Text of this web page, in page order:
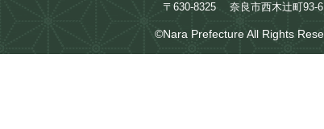
〒630-8325 奈良市西木辻町93-6
©Nara Prefecture All Rights